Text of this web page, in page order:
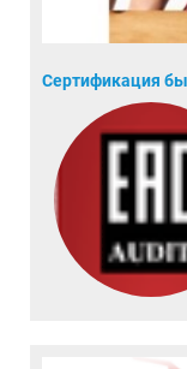
Сертификация